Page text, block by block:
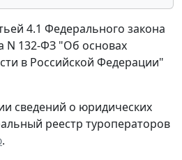
4.1 Федерального закона
N 132-ФЗ "Об основах
в Российской Федерации"
сведений о юридических
реестр туроператоров
.